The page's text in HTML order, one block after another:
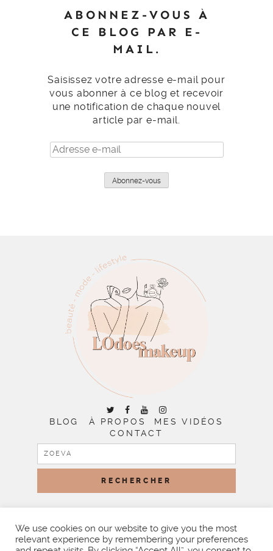
ABONNEZ-VOUS À
CE BLOG PAR E-
MAIL.
Saisissez votre adresse e-mail pour
vous abonner à ce blog et recevoir
une notification de chaque nouvel
article par e-mail.
Adresse
e-
Abonnez-vous
BLOG À PROPOS
MES VIDÉOS
CONTACT
RECHERCHER :
BY LITTLE THEME SHOP
We use cookies on our website to give you the most
relevant experience by remembering your preferences